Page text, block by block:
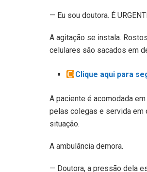
— Eu sou doutora. É
A agitação se instala.
celulares são sacados em
Clique aqui para
A paciente é acomodada
pelas colegas e servida em
situação.
A ambulância demora.
— Doutora, a pressão dela